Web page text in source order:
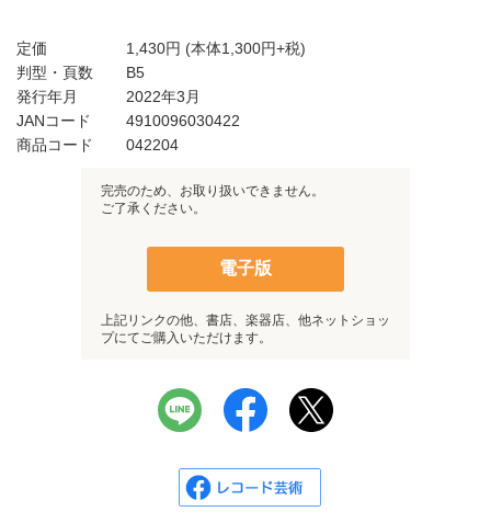
定価 1,430円 (本体1,300円+税)
判型・頁数
B5
発行年月
2022年3月
JANコード
4910096030422
商品コード
042204
完売のため、お取り扱いできません。
ご了承ください。
電子版
上記リンクの他、書店、楽器店、他ネットショッ
プにてご購入いただけます。